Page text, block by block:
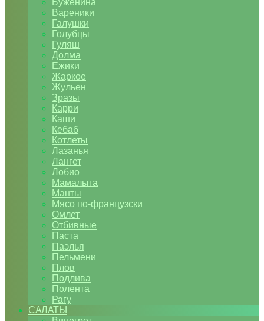
Буженина
Вареники
Галушки
Голубцы
Гуляш
Долма
Ежики
Жаркое
Жульен
Зразы
Карри
Каши
Кебаб
Котлеты
Лазанья
Лангет
Лобио
Мамалыга
Манты
Мясо по-французски
Омлет
Отбивные
Паста
Паэлья
Пельмени
Плов
Подлива
Полента
Рагу
САЛАТЫ